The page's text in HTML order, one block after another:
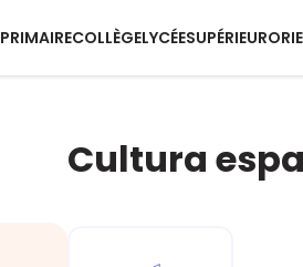
PRIMAIRECOLLÈGELYCÉESUPÉRIEUR
Cultura